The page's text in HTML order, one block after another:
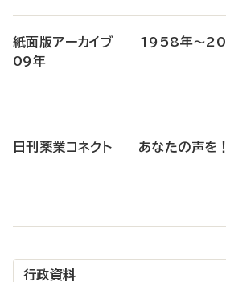
紙面版アーカイブ 1958年～20
09年
日刊薬業コネクト あなたの声を！
行政資料